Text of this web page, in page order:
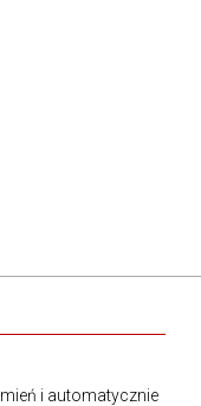
i automatycznie